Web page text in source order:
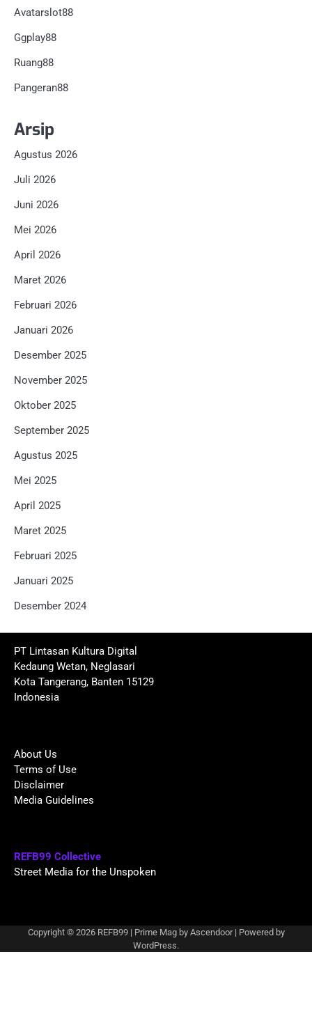
Avatarslot88
Ggplay88
Ruang88
Pangeran88
Arsip
Agustus 2026
Juli 2026
Juni 2026
Mei 2026
April 2026
Maret 2026
Februari 2026
Januari 2026
Desember 2025
November 2025
Oktober 2025
September 2025
Agustus 2025
Mei 2025
April 2025
Maret 2025
Februari 2025
Januari 2025
Desember 2024
PT Lintasan Kultura Digital
Kedaung Wetan, Neglasari
Kota Tangerang, Banten 15129
Indonesia
About Us
Terms of Use
Disclaimer
Media Guidelines
REFB99 Collective
Street Media for the Unspoken
Copyright © 2026 REFB99| Prime Mag by Ascendoor| Powered by
WordPress.